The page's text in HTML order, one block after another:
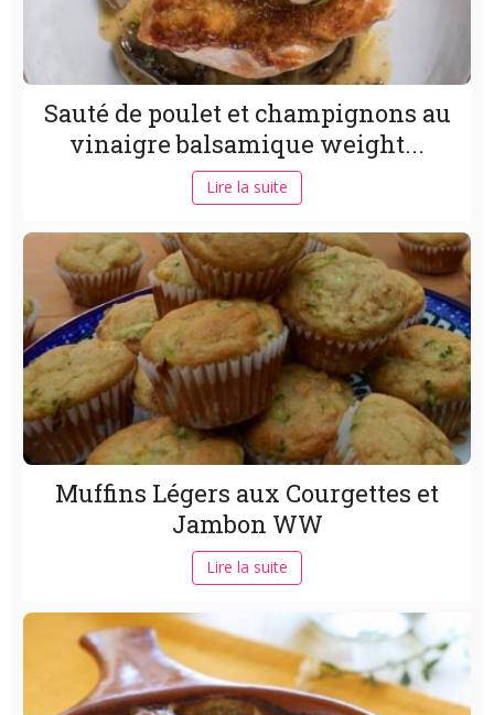
Sauté de poulet et champignons au
vinaigre balsamique weight...
Lire la suite
Muffins Légers aux Courgettes et
Jambon WW
Lire la suite